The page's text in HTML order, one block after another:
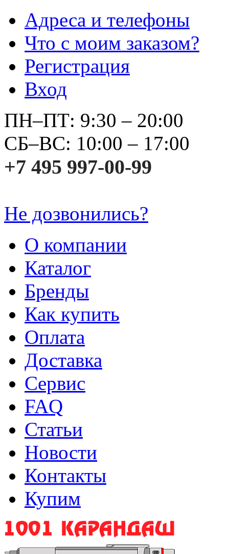
Адреса и телефоны
Что с моим заказом?
Регистрация
Вход
ПН–ПТ: 9:30 – 20:00
СБ–ВС: 10:00 – 17:00
+7 495 997-00-99
Не дозвонились?
О компании
Каталог
Бренды
Как купить
Оплата
Доставка
Сервис
FAQ
Статьи
Новости
Контакты
Купим